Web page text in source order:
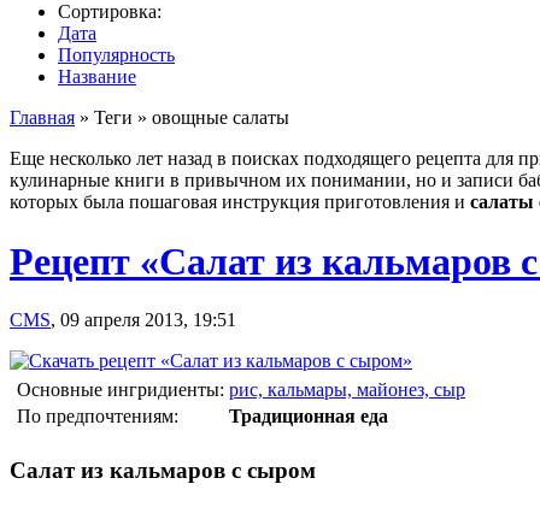
Сортировка:
Дата
Популярность
Название
Главная » Теги » овощные салаты
Еще несколько лет назад в поисках подходящего рецепта для
кулинарные книги в привычном их понимании, но и записи
которых была пошаговая инструкция приготовления и салаты
Рецепт «Салат из кальмаров
CMS, 09 апреля 2013, 19:51
Основные ингридиенты: рис, кальмары, майонез, сыр
По предпочтениям:
Традиционная еда
Салат из кальмаров с сыром